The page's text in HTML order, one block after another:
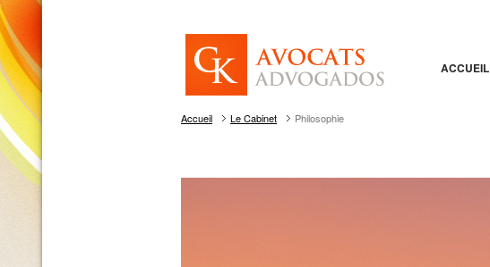
ACCUEIL
Accueil Le Cabinet Philosophie